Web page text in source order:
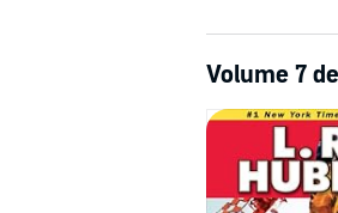
Volume 7